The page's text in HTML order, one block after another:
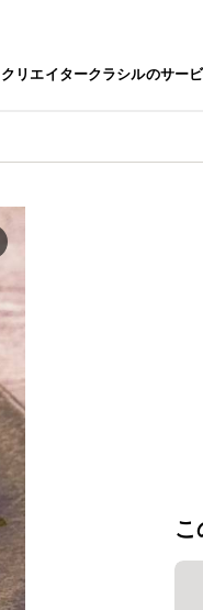
クリエイタークラシルのサー